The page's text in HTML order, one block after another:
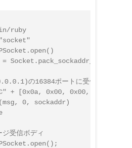
ruby
=
の16384ポートに受信したUART
+ [0x0a, 0x00, 0x00, 0x01,
0, sockaddr)
受信ボディ